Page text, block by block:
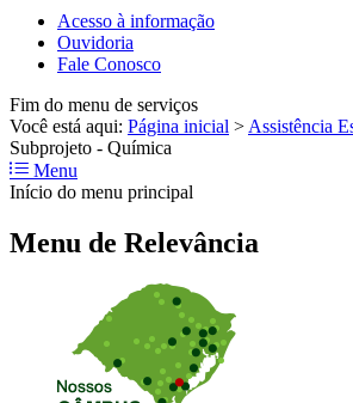
Acesso à informação
Ouvidoria
Fale Conosco
Fim do menu de serviços
Você está aqui: Página inicial > Assistência
Subprojeto - Química
Menu
Início do menu principal
Menu de Relevância